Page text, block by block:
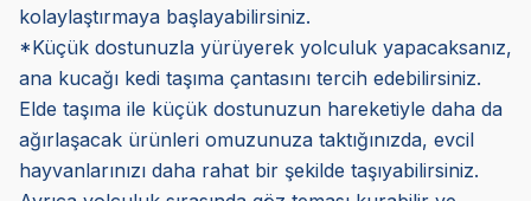
kolaylaştırmaya başlayabilirsiniz.
*Küçük dostunuzla yürüyerek yolculuk yapacaksanız,
ana kucağı kedi taşıma çantasını tercih edebilirsiniz.
Elde taşıma ile küçük dostunuzun hareketiyle daha da
ağırlaşacak ürünleri omuzunuza taktığınızda, evcil
hayvanlarınızı daha rahat bir şekilde taşıyabilirsiniz.